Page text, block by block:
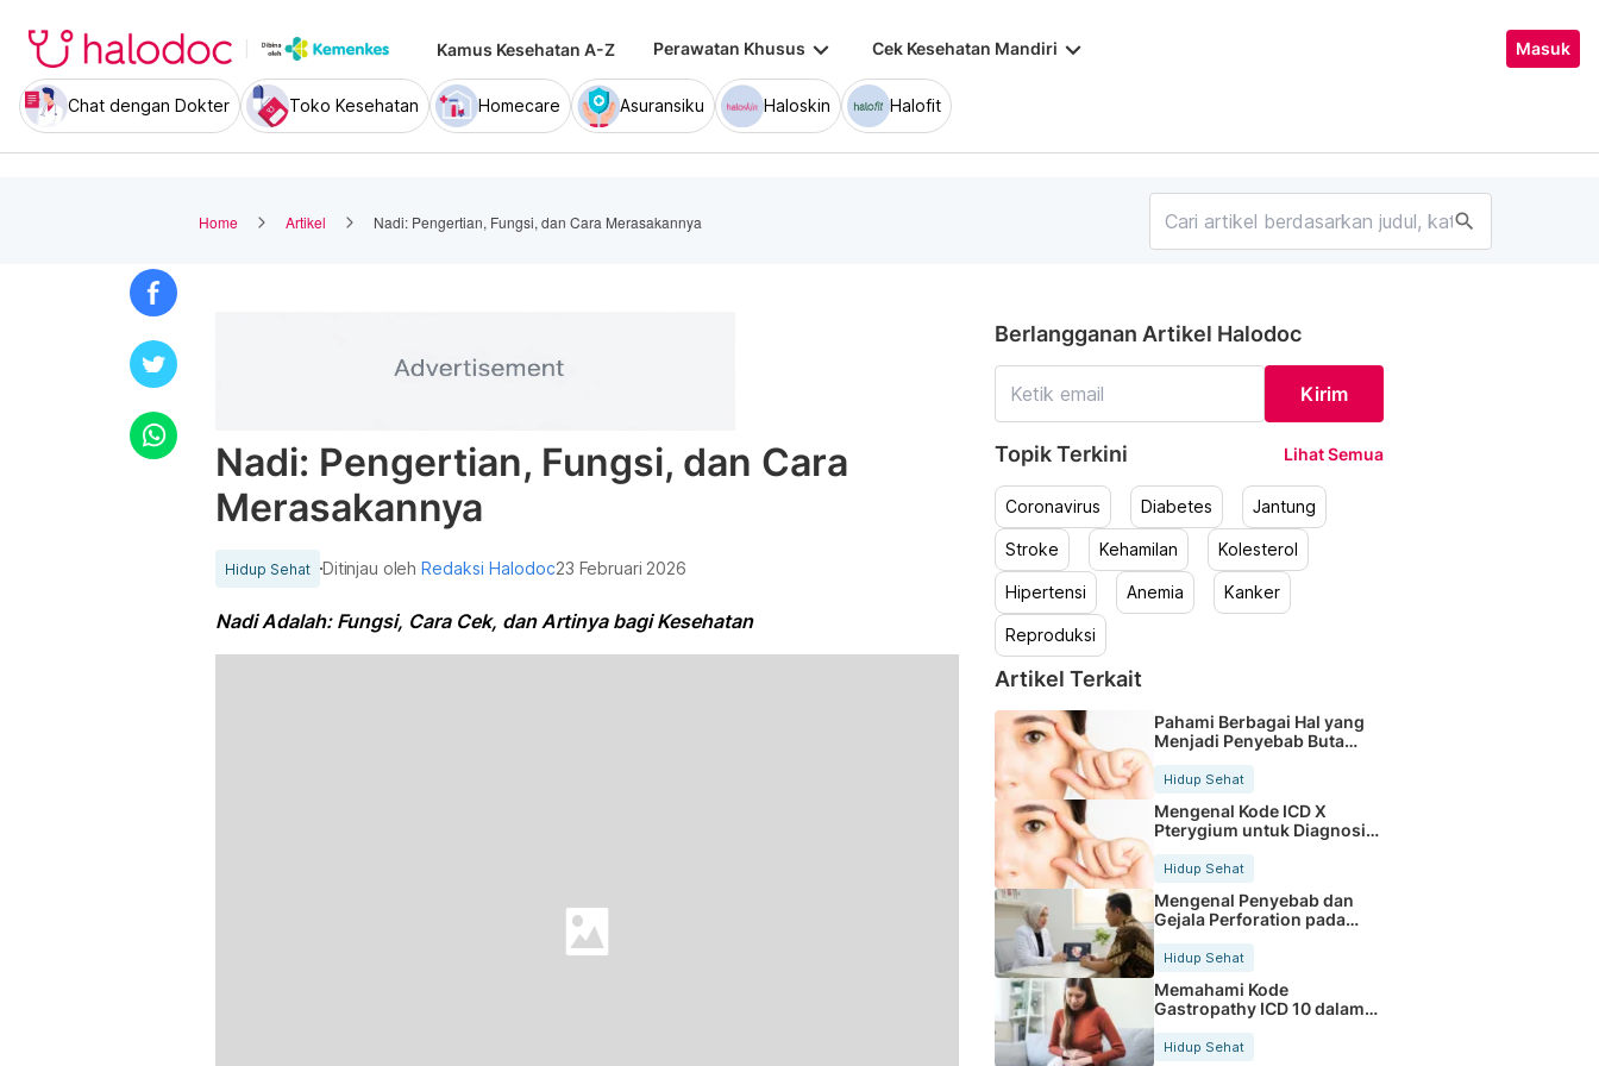
Kamus Kesehatan A-Z Perawatan Khusus keyboard_arrow_down Cek Kesehatan Mandiri keyboard_arrow_down Masuk
Chat dengan Dokter Toko Kesehatan Homecare Asuransiku Haloskin Halofit
Home Artikel Nadi: Pengertian, Fungsi, dan Cara Merasakannya search
Nadi: Pengertian, Fungsi, dan Cara
Merasakannya
Hidup Sehat Ditinjau olehRedaksi Halodoc23 Februari 2026
Nadi Adalah: Fungsi, Cara Cek, dan Artinya bagi Kesehatan
Berlangganan Artikel Halodoc
Kirim
Topik Terkini Lihat Semua
Coronavirus Diabetes Jantung
Stroke Kehamilan Kolesterol
Hipertensi Anemia Kanker
Reproduksi
Artikel Terkait
Pahami Berbagai Hal yang
Menjadi Penyebab Buta
Hidup Sehat
Mengenal Kode ICD X
Pterygium untuk Diagnosis
Hidup Sehat
Mengenal Penyebab dan
Gejala Perforation pada
Tubuh
Hidup Sehat
Memahami Kode
Gastropathy ICD 10 dalam
Rekam Medis Pasien
Hidup Sehat